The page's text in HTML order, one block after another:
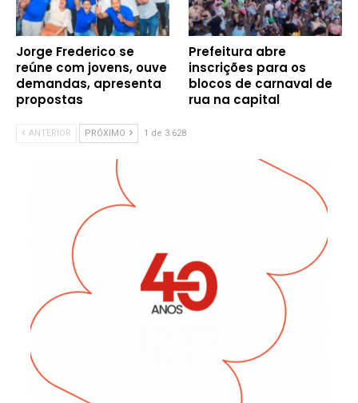
Jorge Frederico se
reúne com jovens, ouve
demandas, apresenta
propostas
Prefeitura abre
inscrições para os
blocos de carnaval de
rua na capital
ANTERIOR PRÓXIMO 1 de 3.628